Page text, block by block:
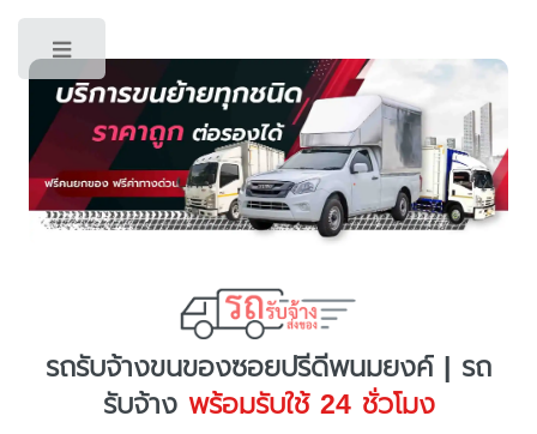
รถรับจ้างขนของซอยปรีดีพนมยงค์ | รถ
รับจ้างพร้อมรับใช้ 24 ชั่วโมง
Toggle